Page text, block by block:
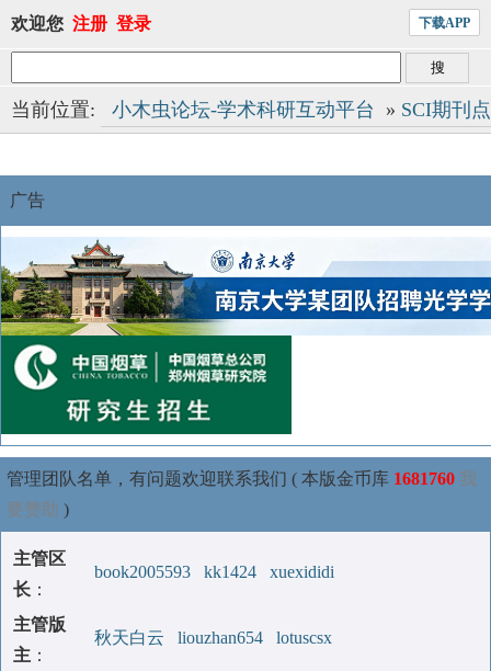
欢迎您 注册 登录 下载APP
当前位置: 小木虫论坛-学术科研互动平台 » SCI期刊
广告
管理团队名单，有问题欢迎联系我们 ( 本版金币库 1681760 我
要赞助 )
主管区
长 ：
book2005593 kk1424 xuexididi
主管版
主 ：
秋天白云 liouzhan654 lotuscsx